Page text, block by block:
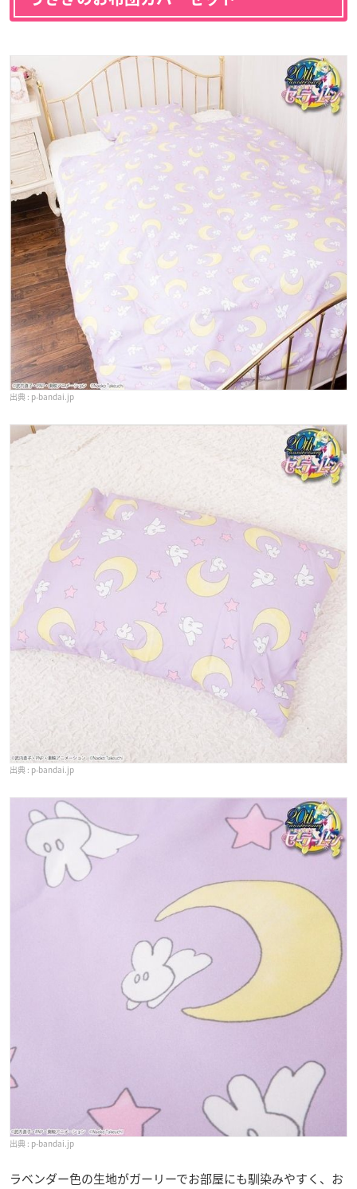
p-bandai.jp
p-bandai.jp
p-bandai.jp
ラベンダー色の生地がガーリーでお部屋にも馴染みやすく、お